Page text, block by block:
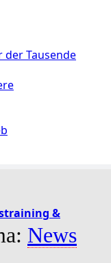
der Tausende
&
News